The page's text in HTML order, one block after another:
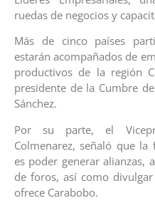
ruedas de negocios y
Más de cinco países
estarán acompañados de
productivos de la región
presidente de la Cumbre
Sánchez.
Por su parte, el
Colmenarez, señaló que
es poder generar alianzas,
de foros, así como
ofrece Carabobo.